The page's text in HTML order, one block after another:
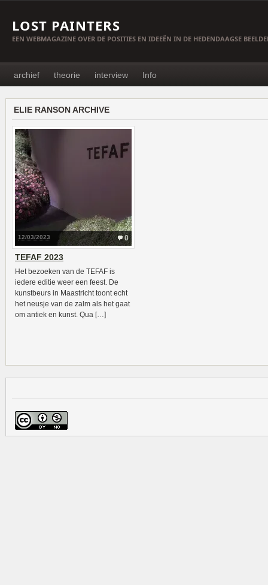
LOST PAINTERS
EEN WEBMAGAZINE OVER DE POSITIES EN IDEEËN IN DE HEDENDAAGSE
archief theorie interview Info
ELIE RANSON ARCHIVE
0
12/03/2023
TEFAF 2023
Het bezoeken van de TEFAF is
iedere editie weer een feest. De
kunstbeurs in Maastricht toont echt
het neusje van de zalm als het gaat
om antiek en kunst. Qua […]